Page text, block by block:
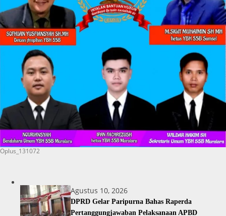
Oplus_131072
Agustus 10, 2026
DPRD Gelar Paripurna Bahas Raperda
Pertanggungjawaban Pelaksanaan APBD